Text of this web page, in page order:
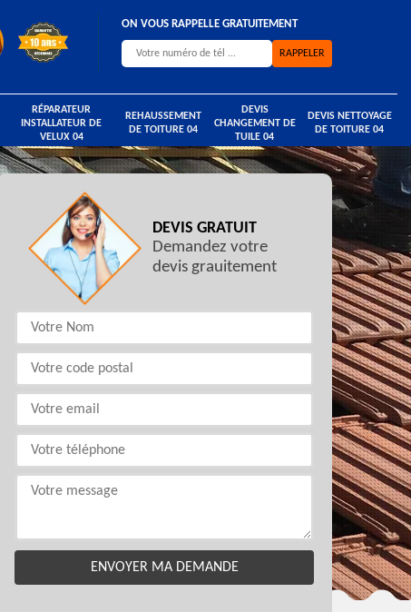
ON VOUS RAPPELLE GRATUITEMENT
RÉPARATEUR
INSTALLATEUR DE
VELUX 04
REHAUSSEMENT
DE TOITURE 04
DEVIS
CHANGEMENT DE
TUILE 04
DEVIS NETTOYAGE
DE TOITURE 04
DEVIS GRATUIT
Demandez votre
devis grauitement